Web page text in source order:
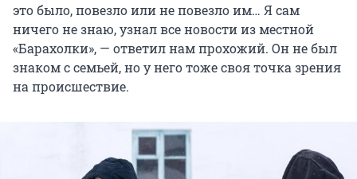
это было, повезло или не повезло им… Я сам
ничего не знаю, узнал все новости из местной
«Барахолки», — ответил нам прохожий. Он не был
знаком с семьей, но у него тоже своя точка зрения
на происшествие.